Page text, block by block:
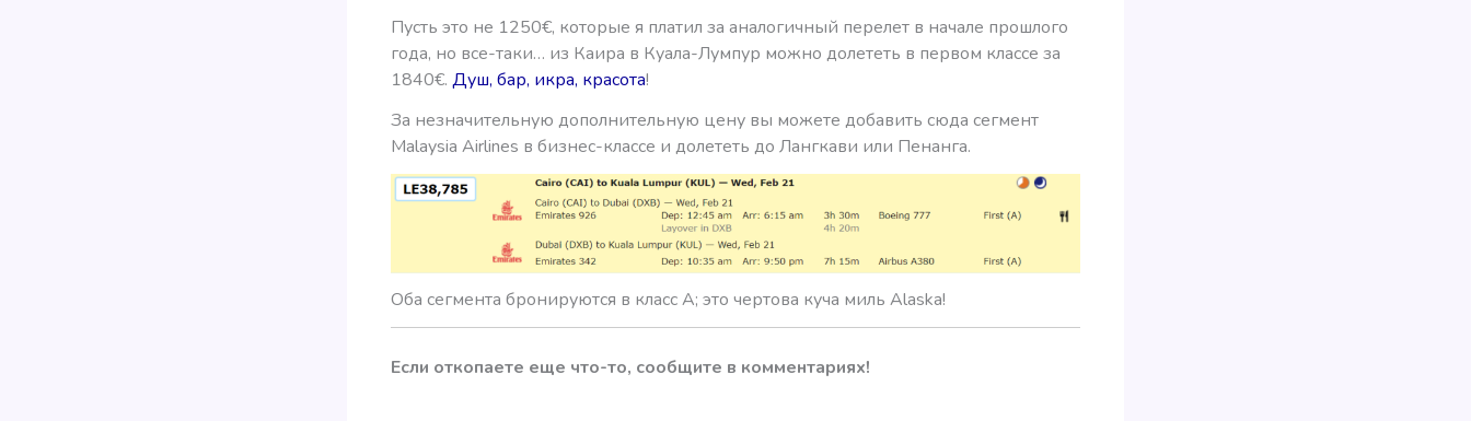
Пусть это не 1250€, которые я платил за аналогичный перелет в начале прошлого
года, но все-таки… из Каира в Куала-Лумпур можно долететь в первом классе за
1840€. Душ, бар, икра, красота!
За незначительную дополнительную цену вы можете добавить сюда сегмент
Malaysia Airlines в бизнес-классе и долететь до Лангкави или Пенанга.
Оба сегмента бронируются в класс А; это чертова куча миль Alaska!
Если откопаете еще что-то, сообщите в комментариях!